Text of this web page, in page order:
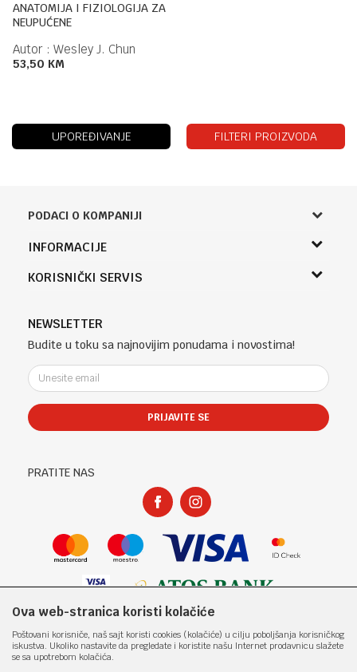
ANATOMIJA I FIZIOLOGIJA ZA
NEUPUĆENE
Autor : Wesley J. Chun
53,50 KM
UPOREĐIVANJE FILTERI PROIZVODA
PODACI O KOMPANIJI
Knjižara Kultura
Knjaza Miloša 3A
Telefon (uprava firme Sladaboni d.o.o)
051 303 460
e-knjizara@knjizarakultura.com
Račun
400965310005
INFORMACIJE
O nama
Kontakt
Klub povjerenja "Knjižara Kultura"
KORISNIČKI SERVIS
Politika privatnosti
Kako kupiti
Načini plaćanja
Plaćanje karticama
Isporuka
Zamjena veličine i zamjena artikla za drugi
Povraćaj sredstava
NEWSLETTER
Budite u toku sa najnovijim ponudama i novostima!
PRIJAVITE SE
PRATITE NAS
Nastojimo da budemo što precizniji u opisu proizvoda, prikazu slika i samih
cijena, ali ne možemo garantovati da su sve informacije kompletne i bez
grešaka. Svi artikli prikazani na sajtu su dio naše ponude i ne
Ova web-stranica koristi kolačiće
Poštovani korisniče, naš sajt koristi cookies (kolačiće) u cilju poboljšanja korisničkog
iskustva. Ukoliko nastavite da pregledate i koristite našu Internet prodavnicu slažete
se sa upotrebom kolačića.